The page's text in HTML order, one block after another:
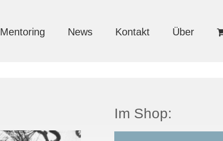
Mentoring News Kontakt Über
Im Shop: